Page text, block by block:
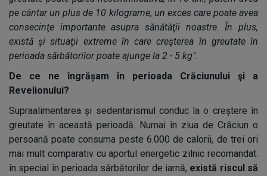
pe cântar un plus de 10 kilograme, un exces care poate avea
consecinţe importante asupra sănătăţii noastre. În plus,
există şi situaţii extreme în care creşterea în greutate în
perioada sărbătorilor poate ajunge la 2 - 5 kg".
De ce ne îngrășam în perioada Crăciunului şi a
Revelionului?
Supraalimentarea și sedentarismul conduc la o creștere în
greutate în această perioadă. Numai în ziua de Crăciun o
persoană poate consuma peste 6.000 de calorii, de trei ori
mai mult comparativ cu aportul energetic zilnic recomandat.
în special în perioada sărbătorilor de iarnă, există riscul să